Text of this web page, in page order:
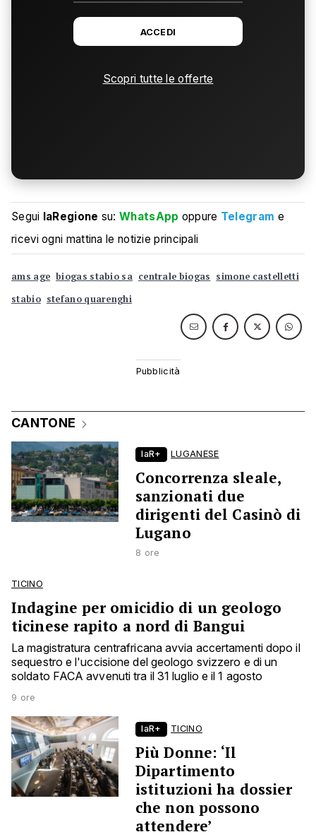
ACCEDI
Scopri tutte le offerte
Segui laRegione su:WhatsApp oppure Telegram e
ricevi ogni mattina le notizie principali
ams age biogas stabio sa centrale biogas simone castelletti
stabio stefano quarenghi
CANTONE
laR+ LUGANESE
Concorrenza sleale,
sanzionati due
dirigenti del Casinò di
Lugano
8 ore
TICINO
Indagine per omicidio di un geologo
ticinese rapito a nord di Bangui
La magistratura centrafricana avvia accertamenti dopo il
sequestro e l'uccisione del geologo svizzero e di un
soldato FACA avvenuti tra il 31 luglio e il 1 agosto
9 ore
laR+ TICINO
Più Donne: ‘Il
Dipartimento
istituzioni ha dossier
che non possono
attendere’